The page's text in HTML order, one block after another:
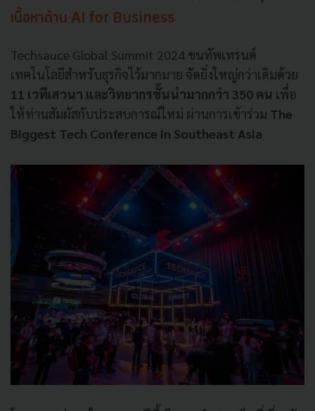
เนื้อหาด้าน AI for Business
Techsauce Global Summit 2024 ขนทัพเทรนด์
เทคโนโลยีสำหรับธุรกิจไว้มากมาย จัดยิ่งใหญ่กว่าเดิมด้วย
11 เวทีเสวนา และวิทยากรชั้นนำมากกว่า 350 คน เพื่อ
ให้ท่านสัมผัสกับประสบการณ์ใหม่ ผ่านการเข้าร่วม The
Biggest Tech Conference in Southeast Asia